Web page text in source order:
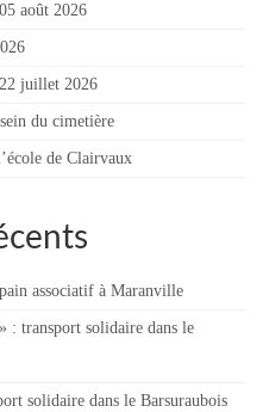
municipal
communautaire
août 2026
juillet 2026
du cimetière
de Clairvaux
associatif à Maranville
: transport solidaire dans le
solidaire dans le Barsuraubois